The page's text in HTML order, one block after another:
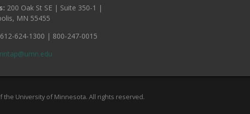
200 Oak St SE | Suite 350-1 |
MN 55455
612-624-1300 | 800-247-0015
the University of Minnesota. All rights reserved.